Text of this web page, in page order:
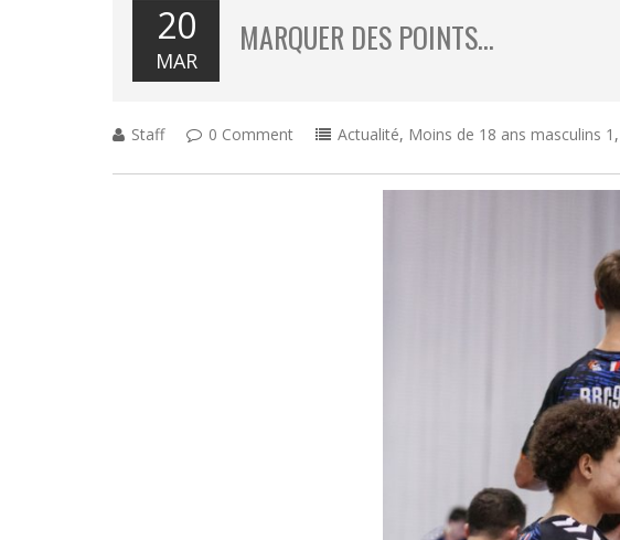
20
MAR
MARQUER DES POINTS…
Staff 0 Comment Actualité, Moins de 18 ans masculins 1 ,